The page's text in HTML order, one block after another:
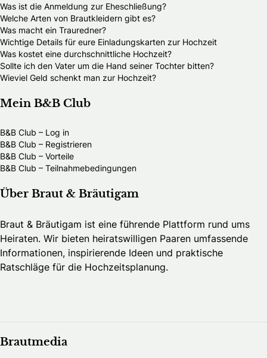
Was ist die Anmeldung zur Eheschließung?
Welche Arten von Brautkleidern gibt es?
Was macht ein Trauredner?
Wichtige Details für eure Einladungskarten zur Hochzeit
Was kostet eine durchschnittliche Hochzeit?
Sollte ich den Vater um die Hand seiner Tochter bitten?
Wieviel Geld schenkt man zur Hochzeit?
Mein B&B Club
B&B Club – Log in
B&B Club – Registrieren
B&B Club – Vorteile
B&B Club – Teilnahmebedingungen
Über Braut & Bräutigam
Braut & Bräutigam ist eine führende Plattform rund ums
Heiraten. Wir bieten heiratswilligen Paaren umfassende
Informationen, inspirierende Ideen und praktische
Ratschläge für die Hochzeitsplanung.
Brautmedia